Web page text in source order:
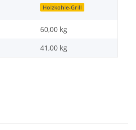
Holzkohle-Grill
60,00 kg
41,00 kg